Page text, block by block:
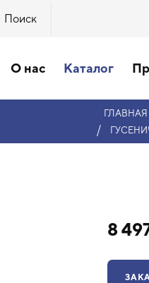
Поиск
О нас Каталог
ГЛАВНАЯ
/
8